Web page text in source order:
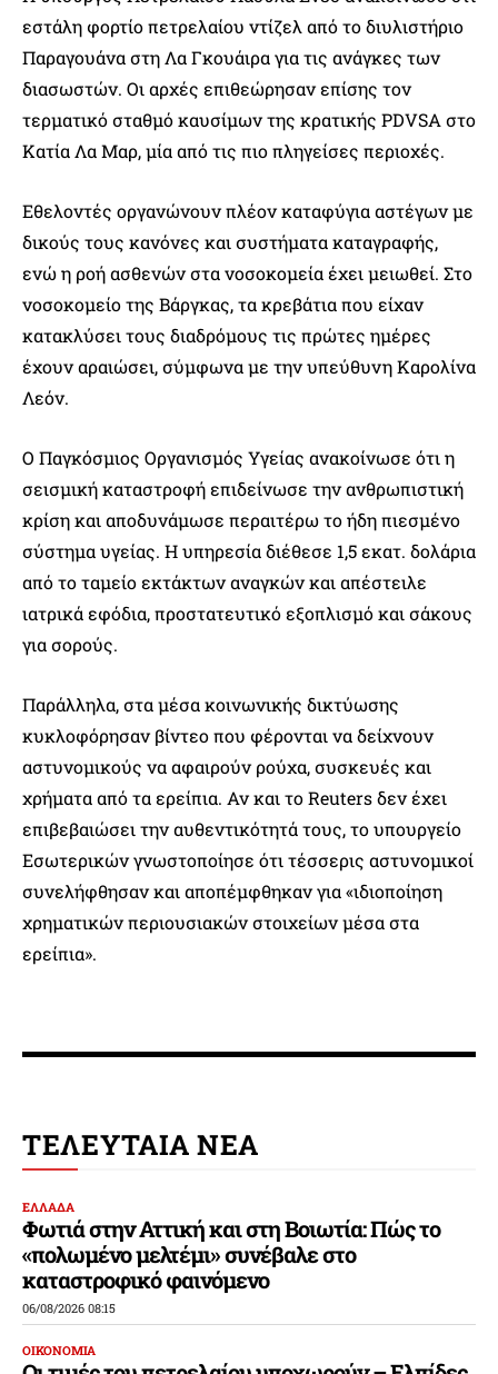
εστάλη φορτίο πετρελαίου ντίζελ από το διυλιστήριο
Παραγουάνα στη Λα Γκουάιρα για τις ανάγκες των
διασωστών. Οι αρχές επιθεώρησαν επίσης τον
τερματικό σταθμό καυσίμων της κρατικής PDVSA στο
Κατία Λα Μαρ, μία από τις πιο πληγείσες περιοχές.
Εθελοντές οργανώνουν πλέον καταφύγια αστέγων με
δικούς τους κανόνες και συστήματα καταγραφής,
ενώ η ροή ασθενών στα νοσοκομεία έχει μειωθεί. Στο
νοσοκομείο της Βάργκας, τα κρεβάτια που είχαν
κατακλύσει τους διαδρόμους τις πρώτες ημέρες
έχουν αραιώσει, σύμφωνα με την υπεύθυνη Καρολίνα
Λεόν.
Ο Παγκόσμιος Οργανισμός Υγείας ανακοίνωσε ότι η
σεισμική καταστροφή επιδείνωσε την ανθρωπιστική
κρίση και αποδυνάμωσε περαιτέρω το ήδη πιεσμένο
σύστημα υγείας. Η υπηρεσία διέθεσε 1,5 εκατ. δολάρια
από το ταμείο εκτάκτων αναγκών και απέστειλε
ιατρικά εφόδια, προστατευτικό εξοπλισμό και σάκους
για σορούς.
Παράλληλα, στα μέσα κοινωνικής δικτύωσης
κυκλοφόρησαν βίντεο που φέρονται να δείχνουν
αστυνομικούς να αφαιρούν ρούχα, συσκευές και
χρήματα από τα ερείπια. Αν και το Reuters δεν έχει
επιβεβαιώσει την αυθεντικότητά τους, το υπουργείο
Εσωτερικών γνωστοποίησε ότι τέσσερις αστυνομικοί
συνελήφθησαν και αποπέμφθηκαν για «ιδιοποίηση
χρηματικών περιουσιακών στοιχείων μέσα στα
ερείπια».
ΤΕΛΕΥΤΑΙΑ ΝΕΑ
ΕΛΛΑΔΑ
Φωτιά στην Αττική και στη Βοιωτία: Πώς το
«πολωμένο μελτέμι» συνέβαλε στο
καταστροφικό φαινόμενο
06/08/2026 08:15
ΟΙΚΟΝΟΜΙΑ